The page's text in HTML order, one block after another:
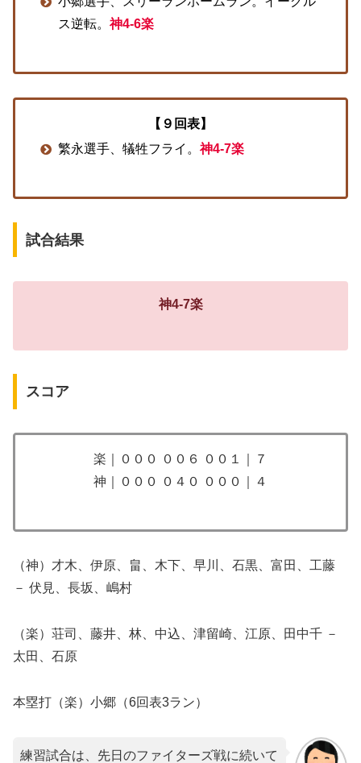
ス逆転。神4-6楽
【９回表】
繁永選手、犠牲フライ。神4-7楽
試合結果
神4-7楽
スコア
楽｜０００ ００６ ００１｜７
神｜０００ ０４０ ０００｜４
​（神）才木、伊原、畠、木下、早川、石黒、富田、工藤
－ 伏見、長坂、嶋村
（楽）荘司、藤井、林、中込、津留崎、江原、田中千 －
太田、石原
​本塁打（楽）小郷（6回表3ラン）
練習試合は、先日のファイターズ戦に続いて